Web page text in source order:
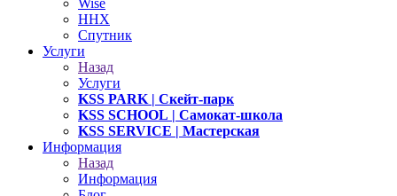
Wise
ННХ
Спутник
Услуги
Назад
Услуги
KSS PARK | Скейт-парк
KSS SCHOOL | Самокат-школа
KSS SERVICE | Мастерская
Информация
Назад
Информация